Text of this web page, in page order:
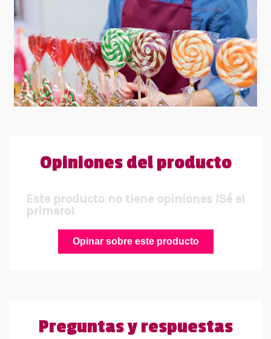
Opiniones del producto
Este producto no tiene opiniones ¡Sé el
primero!
Opinar sobre este producto
Preguntas y respuestas